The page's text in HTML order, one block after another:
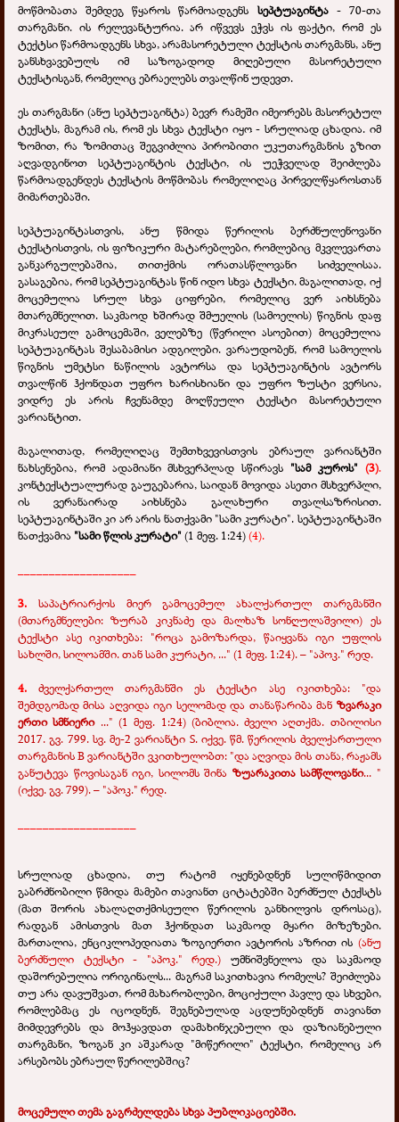
მოწმობათა შემდეგ წყაროს წარმოადგენს სეპტუაგინტა - 70-თა
თარგმანი. ის რელევანტურია. არ იწვევს ეჭვს ის ფაქტი, რომ ეს
ტექტსი წარმოადგენს სხვა, არამასორეტული ტექსტის თარგმანს, ანუ
განსხვავებულს იმ საზოგადოდ მიღებული მასორეტული
ტექსტისგან, რომელიც ებრაელებს თვალწინ უდევთ.
ეს თარგმანი (ანუ სეპტუაგინტა) ბევრ რამეში იმეორებს მასორეტულ
ტექსტს, მაგრამ ის, რომ ეს სხვა ტექსტი იყო - სრულიად ცხადია. იმ
ზომით, რა ზომითაც შეგვიძლია პირობითი უკუთარგმანის გზით
აღვადგინოთ სეპტუაგინტის ტექსტი, ის უეჭველად შეიძლება
წარმოადგენდეს ტექსტის მოწმობას რომელიღაც პირველწყაროსთან
მიმართებაში.
სეპტუაგინტასთვის, ანუ წმიდა წერილის ბერძნულენოვანი
ტექსტისთვის, ის ფიზიკური მატარებლები, რომლებიც მკვლევართა
განკარგულებაშია, თითქმის ორათასწლოვანი სიძველისაა.
გასაგებია, რომ სეპტუაგინტას წინ იდო სხვა ტექსტი. მაგალითად, იქ
მოცემულია სრულ სხვა ციფრები, რომელიც ვერ აიხსნება
მთარგმნელით. საკმაოდ ხშირად შმუელის (სამოელის) წიგნის დაფ
მიკრასეულ გამოცემაში, ველებზე (წვრილი ასოებით) მოცემულია
სეპტუაგინტას შესაბამისი ადგილები. ვარაუდობენ, რომ სამოელის
წიგნის უმეტსი ნაწილის ავტორსა და სეპტუაგინტის ავტორს
თვალწინ ჰქონდათ უფრო ხარისხიანი და უფრო ზუსტი ვერსია,
ვიდრე ეს არის ჩვენამდე მოღწეული ტექსტი მასორეტული
ვარიანტით.
მაგალითად, რომელიღაც შემთხვევისთვის ებრაულ ვარიანტში
ნახსენებია, რომ ადამიანი მსხვერპლად სწირავს "სამ კუროს" (3).
კონტექსტუალურად გაუგებარია, საიდან მოვიდა ასეთი მსხვერპლი,
ის ვერანაირად აიხსნება გალახური თვალსაზრისით.
სეპტუაგინტაში კი არ არის ნათქვამი "სამი კურატი". სეპტუაგინტაში
ნათქვამია "სამი წლის კურატი" (1 მეფ. 1:24)(4).
3. საპატრიარქოს მიერ გამოცემულ ახალქართულ თარგმანში
(მთარგმნელები: ზურაბ კიკნაძე და მალხაზ სონღულაშვილი) ეს
ტექსტი ასე იკითხება: "როცა გამოზარდა, წაიყვანა იგი უფლის
სახლში, სილოამში. თან სამი კურატი, ..." (1 მეფ. 1:24). – "აპოკ." რედ.
4. ძველქართულ თარგმანში ეს ტექსტი ასე იკითხება: "და
შემდგომად მისა აღვიდა იგი სელომად და თანაწარიბა მან ზვარაკი
ერთი სმნიერი..." (1 მეფ. 1:24) (ბიბლია. ძველი აღთქმა. თბილისი
2017. გვ. 799. სვ. მე-2 ვარიანტი S. იქვე. წმ. წერილის ძველქართული
თარგმანის B ვარიანტში ვკითხულობთ: "და აღვიდა მის თანა, რაჟამს
განუტევა წოვისაგან იგი, სილომს შინა ზუარაკითა სამწლოვანი... "
(იქვე. გვ. 799). – "აპოკ." რედ.
სრულიად ცხადია, თუ რატომ იყენებდნენ სულიწმიდით
გაბრძნობილი წმიდა მამები თავიანთ ციტატებში ბერძნულ ტექსტს
(მათ შორის ახალაღთქმისეული წერილის განხილვის დროსაც),
რადგან ამისთვის მათ ჰქონდათ საკმაოდ მყარი მიზეზები.
მართალია, ენციკლოპედიათა ზოგიერთი ავტორის აზრით ის (ანუ
ბერძნული ტექსტი - "აპოკ." რედ.) უმნიშვნელოა და საკმაოდ
დაშორებულია ორიგინალს... მაგრამ საკითხავია რომელს? შეიძლება
თუ არა დავუშვათ, რომ მახარობლები, მოციქული პავლე და სხვები,
რომლებმაც ეს იცოდნენ, შეგნებულად აცდუნებდნენ თავიანთ
მიმდევრებს და მოჰყავდათ დამახინჯებული და დაზიანებული
თარგმანი, ზოგან კი აშკარად "მიწერილი" ტექსტი, რომელიც არ
არსებობს ებრაულ წერილებშიც?
მოცემული თემა გაგრძელდება სხვა პუბლიკაციებში.